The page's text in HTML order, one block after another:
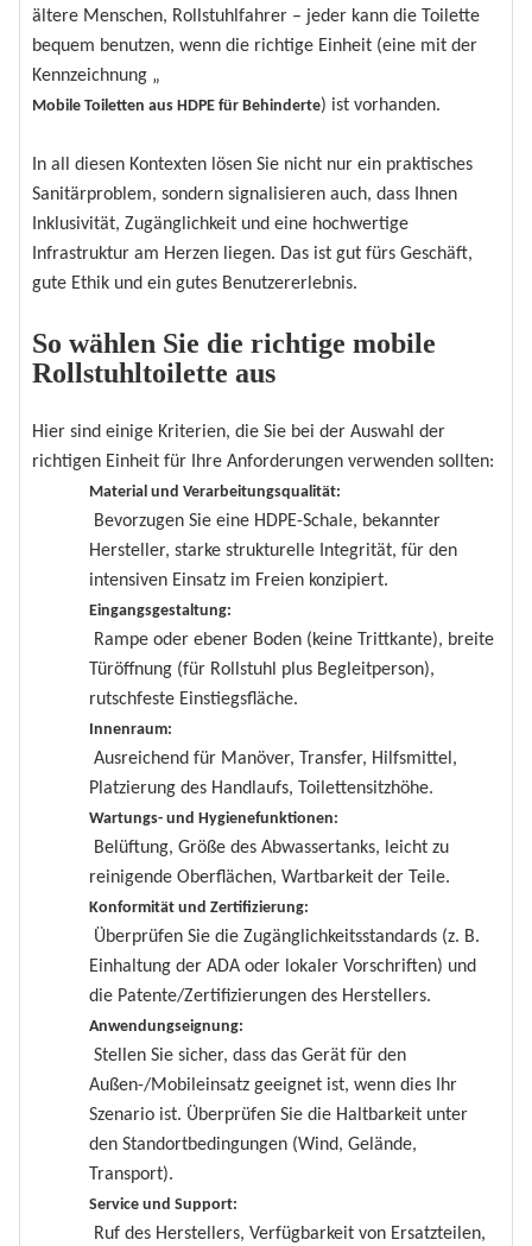
ältere Menschen, Rollstuhlfahrer – jeder kann die Toilette
bequem benutzen, wenn die richtige Einheit (eine mit der
Kennzeichnung „
Mobile Toiletten aus HDPE für Behinderte) ist vorhanden.
In all diesen Kontexten lösen Sie nicht nur ein praktisches
Sanitärproblem, sondern signalisieren auch, dass Ihnen
Inklusivität, Zugänglichkeit und eine hochwertige
Infrastruktur am Herzen liegen. Das ist gut fürs Geschäft,
gute Ethik und ein gutes Benutzererlebnis.
So wählen Sie die richtige mobile
Rollstuhltoilette aus
Hier sind einige Kriterien, die Sie bei der Auswahl der
richtigen Einheit für Ihre Anforderungen verwenden sollten:
Material und Verarbeitungsqualität:
Bevorzugen Sie eine HDPE-Schale, bekannter
Hersteller, starke strukturelle Integrität, für den
intensiven Einsatz im Freien konzipiert.
Eingangsgestaltung:
Rampe oder ebener Boden (keine Trittkante), breite
Türöffnung (für Rollstuhl plus Begleitperson),
rutschfeste Einstiegsfläche.
Innenraum:
Ausreichend für Manöver, Transfer, Hilfsmittel,
Platzierung des Handlaufs, Toilettensitzhöhe.
Wartungs- und Hygienefunktionen:
Belüftung, Größe des Abwassertanks, leicht zu
reinigende Oberflächen, Wartbarkeit der Teile.
Konformität und Zertifizierung:
Überprüfen Sie die Zugänglichkeitsstandards (z. B.
Einhaltung der ADA oder lokaler Vorschriften) und
die Patente/Zertifizierungen des Herstellers.
Anwendungseignung:
Stellen Sie sicher, dass das Gerät für den
Außen-/Mobileinsatz geeignet ist, wenn dies Ihr
Szenario ist. Überprüfen Sie die Haltbarkeit unter
den Standortbedingungen (Wind, Gelände,
Transport).
Service und Support:
Ruf des Herstellers, Verfügbarkeit von Ersatzteilen,